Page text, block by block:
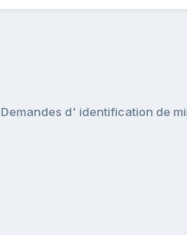
Demandes d' identification de